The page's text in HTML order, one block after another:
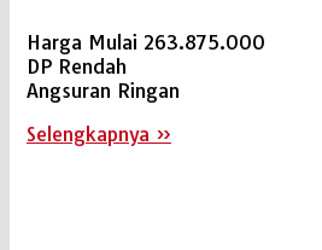
Harga Mulai 263.875.000
DP Rendah
Angsuran Ringan
Selengkapnya »